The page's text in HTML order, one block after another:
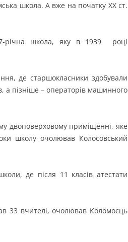
школа. А вже на початку ХХ ст.
7-річна школа, яку в 1939 рoці
де старшокласники здобували
а пізніше – операторів машинного
двоповерховому приміщенні, яке
школу очолював Колосовський
де після 11 класів атестати
33 вчителі, очолював Коломоєць